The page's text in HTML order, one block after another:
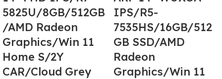
5825U/8GB/512GB
/AMD Radeon
Graphics/Win 11
Home S/2Y
CAR/Cloud Grey
IPS/R5-
7535HS/16GB/512
GB SSD/AMD
Radeon
Graphics/Win 11